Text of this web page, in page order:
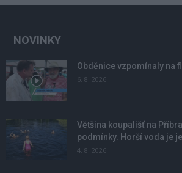
NOVINKY
Obděnice vzpomínaly na
6. 8. 2026
Většina koupališť na
podmínky. Horší voda je
4. 8. 2026